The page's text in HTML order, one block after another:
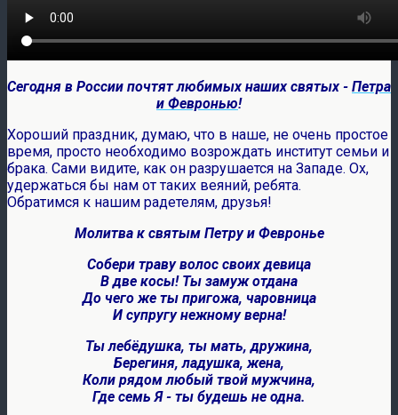
Сегодня в России почтят любимых наших святых - Петра
и Февронью!
Хороший праздник, думаю, что в наше, не очень простое
время, просто необходимо возрождать институт семьи и
брака. Сами видите, как он разрушается на Западе. Ох,
удержаться бы нам от таких веяний, ребята.
Обратимся к нашим радетелям, друзья!
Молитва к святым Петру и Февронье
Собери траву волос своих девица
В две косы! Ты замуж отдана
До чего же ты пригожа, чаровница
И супругу нежному верна!
Ты лебёдушка, ты мать, дружина,
Берегиня, ладушка, жена,
Коли рядом любый твой мужчина,
Где семь Я - ты будешь не одна.